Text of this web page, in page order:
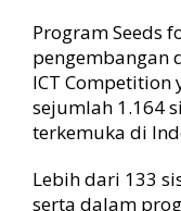
Program Seeds
pengembangan
ICT
sejumlah 1.164
terkemuka di
Lebih dari 133
serta dalam